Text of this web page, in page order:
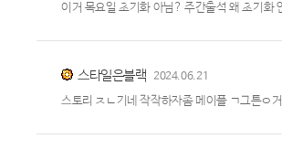
이거 목요일 초기화 아님? 주간출석 왜 초기화
스타일은블랙 2024.06.21
스토리 ㅈㄴ기네 작작하자좀 메이플 ㄱ그튼ㅇ